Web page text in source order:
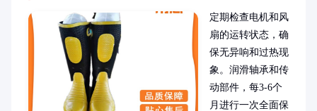
定期检查电机和风
扇的运转状态，确
保无异响和过热现
象。润滑轴承和传
动部件，每3-6个
月进行一次全面保